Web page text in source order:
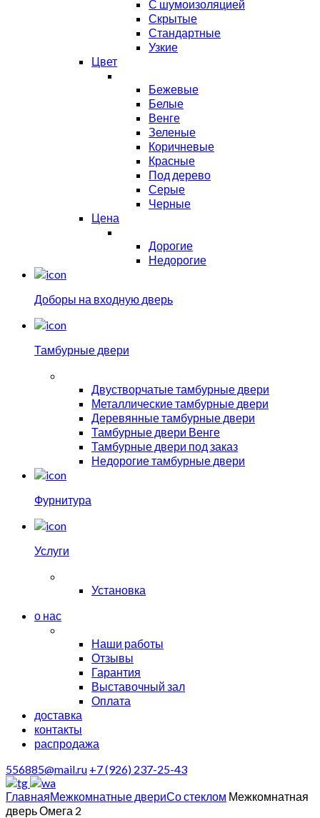
С шумоизоляцией
Скрытые
Стандартные
Узкие
Цвет
Бежевые
Белые
Венге
Зеленые
Коричневые
Красные
Под дерево
Серые
Черные
Цена
Дорогие
Недорогие
Доборы на входную дверь
Тамбурные двери
Двустворчатые тамбурные двери
Металлические тамбурные двери
Деревянные тамбурные двери
Тамбурные двери Венге
Тамбурные двери под заказ
Недорогие тамбурные двери
Фурнитура
Услуги
Установка
о нас
Наши работы
Отзывы
Гарантия
Выставочный зал
Оплата
доставка
контакты
распродажа
556885@mail.ru +7 (926) 237-25-43
ГлавнаяМежкомнатные двериСо стеклом Межкомнатная
дверь Омега 2